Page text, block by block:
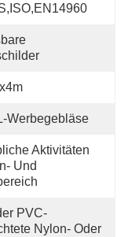
Werbegebläse
Aktivitäten
Und
PVC-
Nylon- Oder